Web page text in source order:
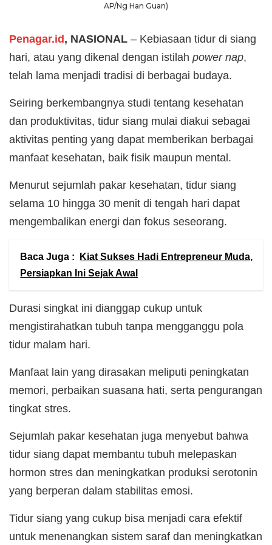
AP/Ng Han Guan)
Penagar.id , NASIONAL – Kebiasaan tidur di siang
hari, atau yang dikenal dengan istilah power nap,
telah lama menjadi tradisi di berbagai budaya.
Seiring berkembangnya studi tentang kesehatan
dan produktivitas, tidur siang mulai diakui sebagai
aktivitas penting yang dapat memberikan berbagai
manfaat kesehatan, baik fisik maupun mental.
Menurut sejumlah pakar kesehatan, tidur siang
selama 10 hingga 30 menit di tengah hari dapat
mengembalikan energi dan fokus seseorang.
Baca Juga :
Kiat Sukses Hadi Entrepreneur Muda,
Persiapkan Ini Sejak Awal
Durasi singkat ini dianggap cukup untuk
mengistirahatkan tubuh tanpa mengganggu pola
tidur malam hari.
Manfaat lain yang dirasakan meliputi peningkatan
memori, perbaikan suasana hati, serta pengurangan
tingkat stres.
Sejumlah pakar kesehatan juga menyebut bahwa
tidur siang dapat membantu tubuh melepaskan
hormon stres dan meningkatkan produksi serotonin
yang berperan dalam stabilitas emosi.
Tidur siang yang cukup bisa menjadi cara efektif
untuk menenangkan sistem saraf dan meningkatkan